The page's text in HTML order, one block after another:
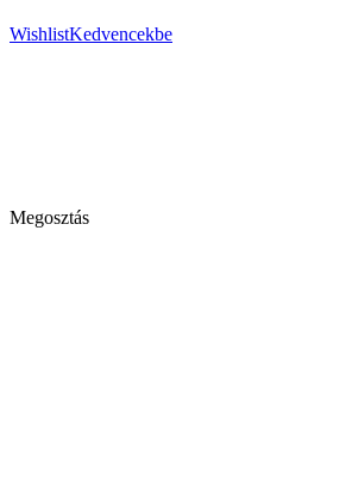
WishlistKedvencekbe
Megosztás